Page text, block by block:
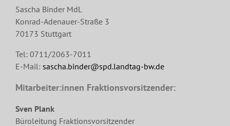
Sascha Binder MdL
Konrad-Adenauer-Straße 3
70173 Stuttgart
Tel: 0711/2063-7011
E-Mail: sascha.binder@spd.landtag-bw.de
Mitarbeiter:innen Fraktionsvorsitzender:
Sven Plank
Büroleitung Fraktionsvorsitzender